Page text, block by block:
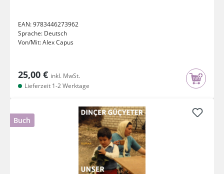
EAN:9783446273962
Sprache: Deutsch
Von/Mit:Alex Capus
25,00 € inkl. MwSt.
Lieferzeit 1-2 Werktage
Buch